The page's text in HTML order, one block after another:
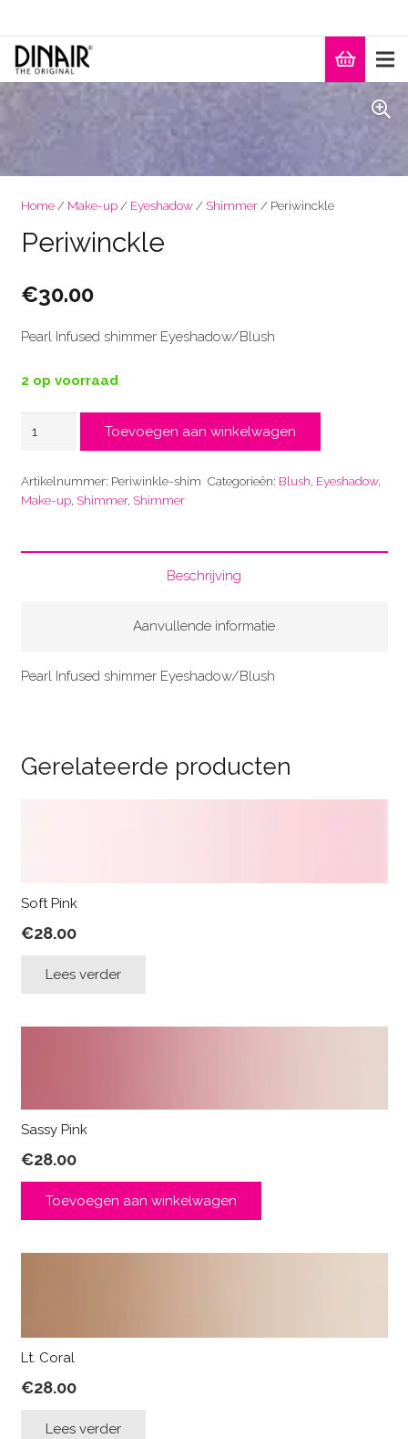
Home/ Make-up/ Eyeshadow/ Shimmer/ Periwinckle
Periwinckle
€30.00
Pearl Infused shimmer Eyeshadow/Blush
2 op voorraad
Toevoegen aan winkelwagen
Artikelnummer: Periwinkle-shim Categorieën: Blush, Eyeshadow,
Make-up, Shimmer, Shimmer
Beschrijving
Aanvullende informatie
Pearl Infused shimmer Eyeshadow/Blush
Gerelateerde producten
Soft Pink
€28.00
Lees verder
Sassy Pink
€28.00
Toevoegen aan winkelwagen
Lt. Coral
€28.00
Lees verder